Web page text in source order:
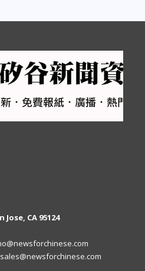
Jose, CA 95124
sales@newsforchinese.com